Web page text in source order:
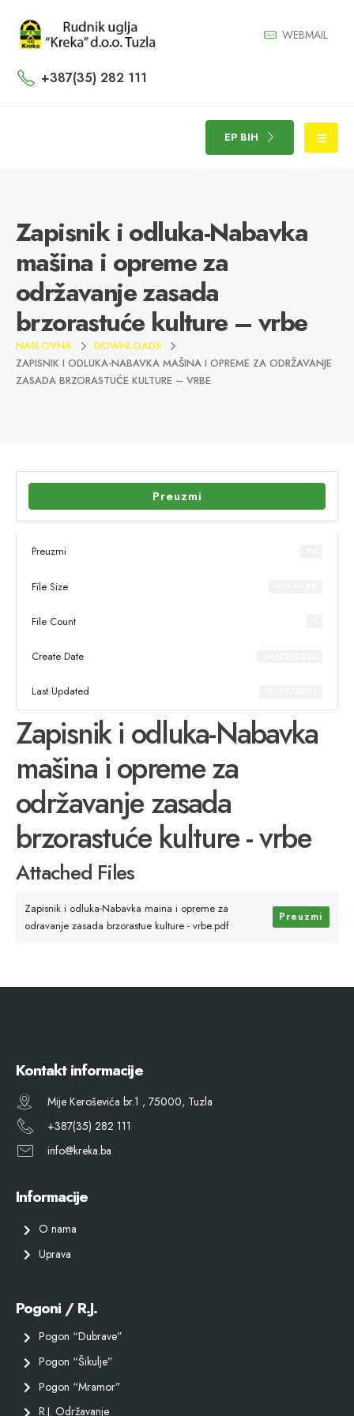
WEBMAIL
+387(35) 282 111
EP BIH
Zapisnik i odluka-Nabavka
mašina i opreme za
održavanje zasada
brzorastuće kulture – vrbe
NASLOVNA
DOWNLOADS
ZAPISNIK I ODLUKA-NABAVKA MAŠINA I OPREME ZA ODRŽAVANJE
ZASADA BRZORASTUĆE KULTURE – VRBE
Preuzmi
Preuzmi
File Size
File Count
Create Date
Last Updated
Zapisnik i odluka-Nabavka
mašina i opreme za
održavanje zasada
brzorastuće kulture - vrbe
Attached Files
Zapisnik i odluka-Nabavka maina i opreme za
odravanje zasada brzorastue kulture - vrbe.pdf
Preuzmi
Kontakt informacije
Mije Keroševića br.1 , 75000, Tuzla
+387(35) 282 111
info@kreka.ba
Informacije
O nama
Uprava
Pogoni / R.J.
Pogon “Dubrave”
Pogon “Šikulje”
Pogon “Mramor”
R.J. Održavanje